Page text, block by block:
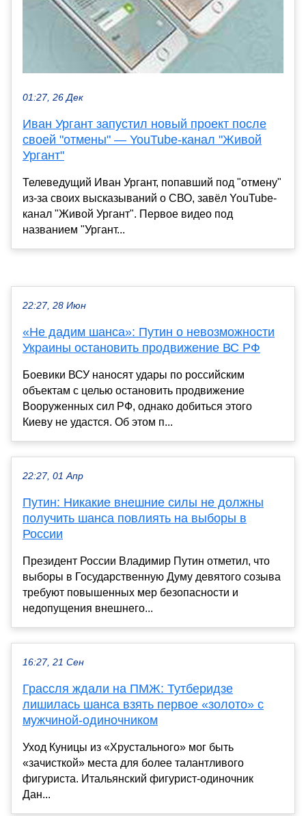
01:27, 26 Дек
Иван Ургант запустил новый проект после
своей "отмены" — YouTube-канал "Живой
Ургант"
Телеведущий Иван Ургант, попавший под "отмену"
из-за своих высказываний о СВО, завёл YouTube-
канал "Живой Ургант". Первое видео под
названием "Ургант...
22:27, 28 Июн
«Не дадим шанса»: Путин о невозможности
Украины остановить продвижение ВС РФ
Боевики ВСУ наносят удары по российским
объектам с целью остановить продвижение
Вооруженных сил РФ, однако добиться этого
Киеву не удастся. Об этом п...
22:27, 01 Апр
Путин: Никакие внешние силы не должны
получить шанса повлиять на выборы в
России
Президент России Владимир Путин отметил, что
выборы в Государственную Думу девятого созыва
требуют повышенных мер безопасности и
недопущения внешнего...
16:27, 21 Сен
Грассля ждали на ПМЖ: Тутберидзе
лишилась шанса взять первое «золото» с
мужчиной-одиночником
Уход Куницы из «Хрустального» мог быть
«зачисткой» места для более талантливого
фигуриста. Итальянский фигурист-одиночник
Дан...